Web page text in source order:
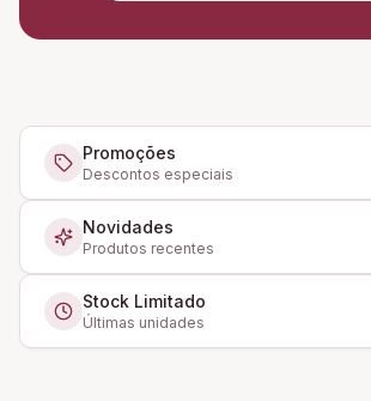
Promoções
Descontos especiais
Novidades
Produtos recentes
Stock Limitado
Últimas unidades